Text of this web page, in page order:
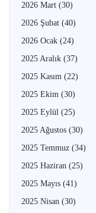
2026 Mart (30)
2026 Şubat (40)
2026 Ocak (24)
2025 Aralık (37)
2025 Kasım (22)
2025 Ekim (30)
2025 Eylül (25)
2025 Ağustos (30)
2025 Temmuz (34)
2025 Haziran (25)
2025 Mayıs (41)
2025 Nisan (30)